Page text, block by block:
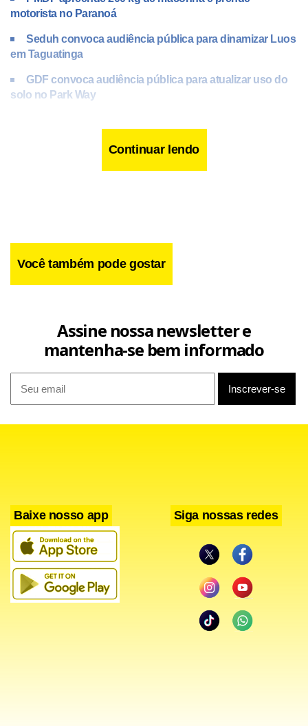
motorista no Paranoá
Seduh convoca audiência pública para dinamizar Luos
em Taguatinga
GDF convoca audiência pública para atualizar uso do
solo no Park Way
Facebook
WhatsApp
LinkedIn Telegram
Share
Continuar lendo
Você também pode gostar
Assine nossa newsletter e
mantenha-se bem informado
Baixe nosso app Siga nossas redes